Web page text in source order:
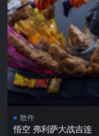
散件
悟空 弗利萨大战吉连